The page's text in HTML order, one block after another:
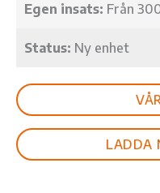
Egen insats: Från
Status: Ny enhet
LADDA